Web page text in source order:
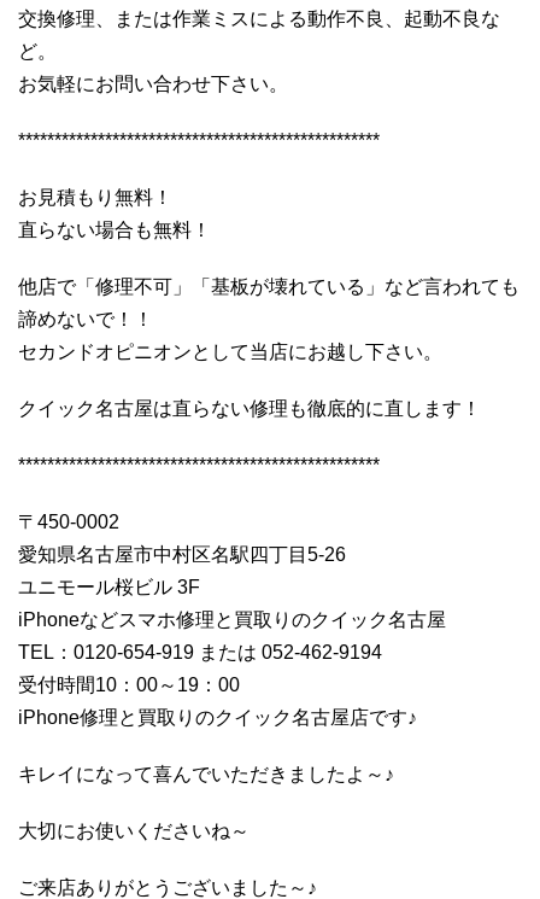
交換修理、または作業ミスによる動作不良、起動不良な
ど。
お気軽にお問い合わせ下さい。
**************************************************
お見積もり無料！
直らない場合も無料！
他店で「修理不可」「基板が壊れている」など言われても
諦めないで！！
セカンドオピニオンとして当店にお越し下さい。
クイック名古屋は直らない修理も徹底的に直します！
**************************************************
〒450-0002
愛知県名古屋市中村区名駅四丁目5-26
ユニモール桜ビル 3F
iPhoneなどスマホ修理と買取りのクイック名古屋
TEL：0120-654-919 または 052-462-9194
受付時間10：00～19：00
iPhone修理と買取りのクイック名古屋店です♪
キレイになって喜んでいただきましたよ～♪
大切にお使いくださいね～
ご来店ありがとうございました～♪